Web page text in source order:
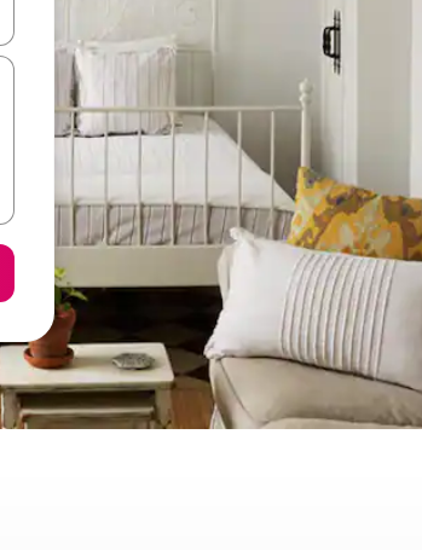
gor in dol ali pa raziskujte z dotikom ali podrsljajem.